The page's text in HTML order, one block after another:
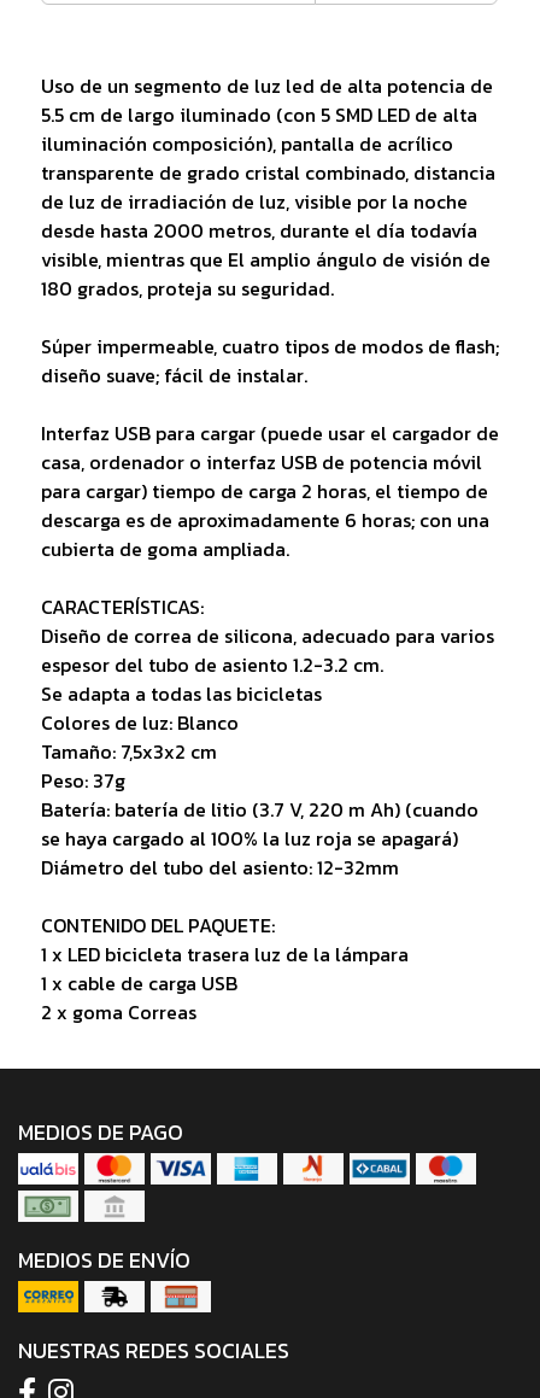
Uso de un segmento de luz led de alta potencia de
5.5 cm de largo iluminado (con 5 SMD LED de alta
iluminación composición), pantalla de acrílico
transparente de grado cristal combinado, distancia
de luz de irradiación de luz, visible por la noche
desde hasta 2000 metros, durante el día todavía
visible, mientras que El amplio ángulo de visión de
180 grados, proteja su seguridad.
Súper impermeable, cuatro tipos de modos de flash;
diseño suave; fácil de instalar.
Interfaz USB para cargar (puede usar el cargador de
casa, ordenador o interfaz USB de potencia móvil
para cargar) tiempo de carga 2 horas, el tiempo de
descarga es de aproximadamente 6 horas; con una
cubierta de goma ampliada.
CARACTERÍSTICAS:
Diseño de correa de silicona, adecuado para varios
espesor del tubo de asiento 1.2-3.2 cm.
Se adapta a todas las bicicletas
Colores de luz: Blanco
Tamaño: 7,5x3x2 cm
Peso: 37g
Batería: batería de litio (3.7 V, 220 m Ah) (cuando
se haya cargado al 100% la luz roja se apagará)
Diámetro del tubo del asiento: 12-32mm
CONTENIDO DEL PAQUETE:
1 x LED bicicleta trasera luz de la lámpara
1 x cable de carga USB
2 x goma Correas
MEDIOS DE PAGO
MEDIOS DE ENVÍO
NUESTRAS REDES SOCIALES